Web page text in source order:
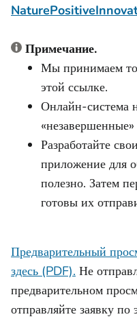
Примечание.
Мы принимаем
этой ссылке.
Онлайн-система
Разработайте
приложение для
полезно. Затем
готовы их
Предварительный
здесь (PDF). Не
предварительном
отправляйте заявку